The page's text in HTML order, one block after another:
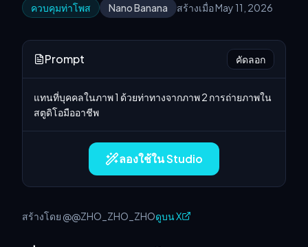
ควบคุมท่าโพส Nano Banana สร้างเมื่อ May 11, 2026
Prompt คัดลอก
แทนที่บุคคลในภาพ 1 ด้วยท่าทางจากภาพ 2 การถ่ายภาพใน
สตูดิโอมืออาชีพ
ลองใช้ใน Studio
สร้างโดย @@ZHO_ZHO_ZHOดูบน X